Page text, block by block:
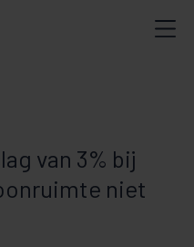
van 3% bij
niet